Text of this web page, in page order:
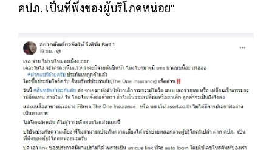
คปภ. เป็นที่พึ่งของผู้บริโภคหน่อย"